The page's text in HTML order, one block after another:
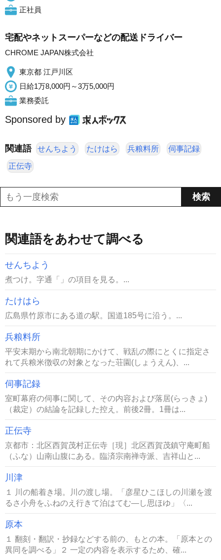
正社員
宅配やネットスーパーなどの配送ドライバー
CHROME JAPAN株式会社
東京都 江戸川区
日給1万8,000円～3万5,000円
業務委託
Sponsored by
関連語 せんちよう たけはら 兵粮料所 伺事記録
正伝寺
関連語をあわせて調べる
せんちよう
煮つけ。字通「」の項目を見る。...
たけはら
広島県竹原市にある道の駅。国道185号に沿う。...
兵粮料所
平安末期から南北朝期にかけて、戦乱の際にとくに指定さ
れて兵粮米徴収の対象となった荘園(しょうえん)、...
伺事記録
室町幕府の伺事に関して、その内容および落居(らっきょ)
（裁定）の結論を記録した控え。前後2冊。1冊は...
正伝寺
京都市：北区西賀茂村正伝寺［現］北区西賀茂鎮守庵町船
（ふな）山南山腹にある。臨済宗南禅寺派、吉祥山と...
川津
１ 川の船着き場。川の渡し場。「彦星ひこほしの川瀬を渡
るさ小舟をふねのえ行きて泊はてむ―し思ほゆ」〈...
原本
１ 翻刻・翻訳・抄録などする前の、もとの本。「原本との
異同を調べる」２ 一定の内容を表示するため、確...